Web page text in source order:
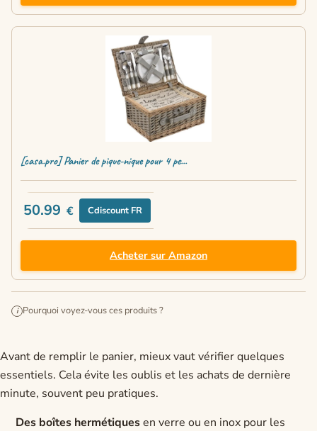
[casa.pro] Panier de pique-nique pour 4 pe...
50.99 € Cdiscount FR
Acheter sur Amazon
i Pourquoi voyez-vous ces produits ?
Avant de remplir le panier, mieux vaut vérifier quelques
essentiels. Cela évite les oublis et les achats de dernière
minute, souvent peu pratiques.
Des boîtes hermétiquesen verre ou en inox pour les